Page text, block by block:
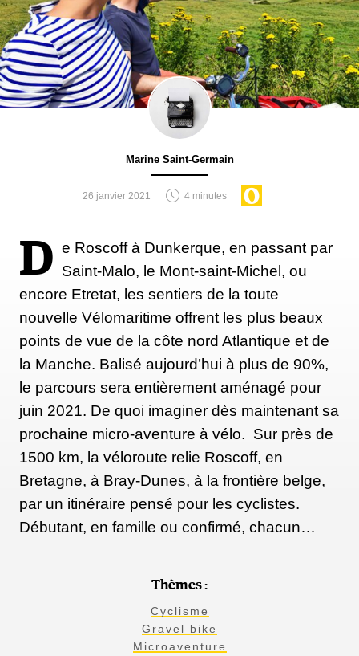
Marine Saint-Germain
26 janvier 2021 4 minutes
D e Roscoff à Dunkerque, en passant par
Saint-Malo, le Mont-saint-Michel, ou
encore Etretat, les sentiers de la toute
nouvelle Vélomaritime offrent les plus beaux
points de vue de la côte nord Atlantique et de
la Manche. Balisé aujourd’hui à plus de 90%,
le parcours sera entièrement aménagé pour
juin 2021. De quoi imaginer dès maintenant sa
prochaine micro-aventure à vélo. Sur près de
1500 km, la véloroute relie Roscoff, en
Bretagne, à Bray-Dunes, à la frontière belge,
par un itinéraire pensé pour les cyclistes.
Débutant, en famille ou confirmé, chacun…
Thèmes :
Cyclisme
Gravel bike
Microaventure